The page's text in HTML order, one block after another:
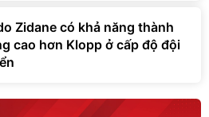
Zidane có khả năng thành
cao hơn Klopp ở cấp độ đội